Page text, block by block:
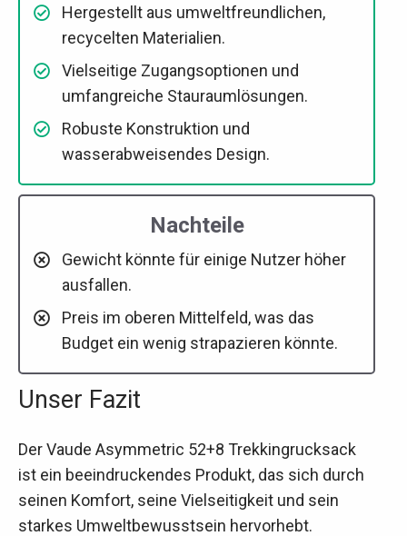
Hergestellt aus umweltfreundlichen,
recycelten Materialien.
Vielseitige Zugangsoptionen und
umfangreiche Stauraumlösungen.
Robuste Konstruktion und
wasserabweisendes Design.
Nachteile
Gewicht könnte für einige Nutzer höher
ausfallen.
Preis im oberen Mittelfeld, was das
Budget ein wenig strapazieren könnte.
Unser Fazit
Der Vaude Asymmetric 52+8 Trekkingrucksack
ist ein beeindruckendes Produkt, das sich durch
seinen Komfort, seine Vielseitigkeit und sein
starkes Umweltbewusstsein hervorhebt.